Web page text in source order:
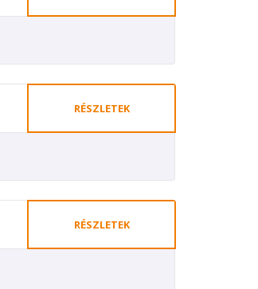
RÉSZLETEK
RÉSZLETEK